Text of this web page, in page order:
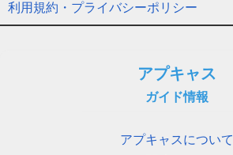
利用規約・プライバシーポリシー
アプキャス
ガイド情報
アプキャスについて